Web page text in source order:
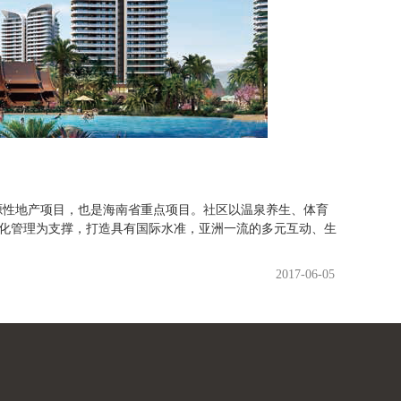
地产项目，也是海南省重点项目。社区以温泉养生、体育
管理为支撑，打造具有国际水准，亚洲一流的多元互动、生
2017-06-05